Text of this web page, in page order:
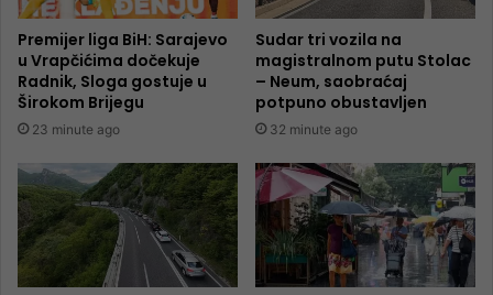
Premijer liga BiH: Sarajevo
u Vrapčićima dočekuje
Radnik, Sloga gostuje u
Širokom Brijegu
23 minute ago
Sudar tri vozila na
magistralnom putu Stolac
– Neum, saobraćaj
potpuno obustavljen
32 minute ago